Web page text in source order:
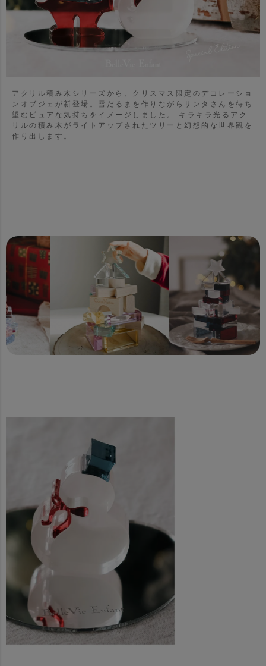
アクリル積み木シリーズから、クリスマス限定のデコレーショ
ンオブジェが新登場。雪だるまを作りながらサンタさんを待ち
望むピュアな気持ちをイメージしました。
キラキラ光るアク
リルの積み木がライトアップされたツリーと幻想的な世界観を
作り出します。